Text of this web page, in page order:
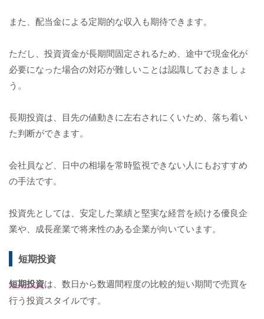
また、配当金による定期的な収入も期待できます。
ただし、投資資金が長期間固定されるため、途中で現金化が
必要になった場合の対応が難しいことは認識しておきましょ
う。
長期投資は、目先の値動きに左右されにくいため、落ち着い
た判断ができます。
会社員など、日中の相場を常時監視できない人にもおすすめ
の手法です。
投資先としては、安定した業績と堅実な経営を続ける優良企
業や、成長産業で将来性のある企業が向いています。
短期投資
短期投資は、数日から数週間程度の比較的短い期間で売買を
行う投資スタイルです。